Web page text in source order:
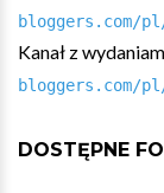
bloggers.com/
Kanał z
bloggers.com/
DOSTĘPNE